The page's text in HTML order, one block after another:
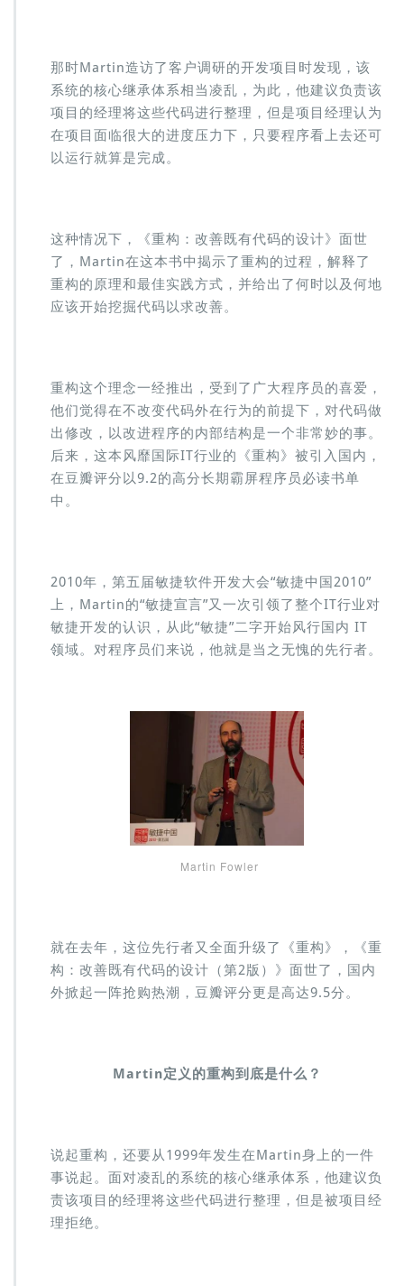
那时Martin造访了客户调研的开发项目时发现，该
系统的核心继承体系相当凌乱，为此，他建议负责该
项目的经理将这些代码进行整理，但是项目经理认为
在项目面临很大的进度压力下，只要程序看上去还可
以运行就算是完成。
这种情况下，《重构：改善既有代码的设计》面世
了，Martin在这本书中揭示了重构的过程，解释了
重构的原理和最佳实践方式，并给出了何时以及何地
应该开始挖掘代码以求改善。
重构这个理念一经推出，受到了广大程序员的喜爱，
他们觉得在不改变代码外在行为的前提下，对代码做
出修改，以改进程序的内部结构是一个非常妙的事。
后来，这本风靡国际IT行业的《重构》被引入国内，
在豆瓣评分以9.2的高分长期霸屏程序员必读书单
中。
2010年，第五届敏捷软件开发大会“敏捷中国2010”
上，Martin的“敏捷宣言”又一次引领了整个IT行业对
敏捷开发的认识，从此“敏捷”二字开始风行国内 IT
领域。对程序员们来说，他就是当之无愧的先行者。
Martin Fowler
就在去年，这位先行者又全面升级了《重构》，《重
构：改善既有代码的设计（第2版）》面世了，国内
外掀起一阵抢购热潮，豆瓣评分更是高达9.5分。
Martin定义的重构到底是什么？
说起重构，还要从1999年发生在Martin身上的一件
事说起。面对凌乱的系统的核心继承体系，他建议负
责该项目的经理将这些代码进行整理，但是被项目经
理拒绝。